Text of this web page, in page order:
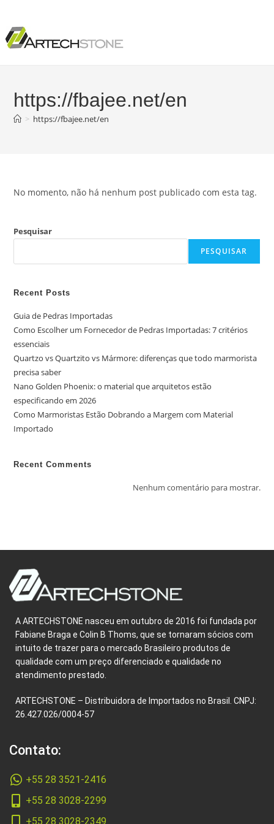
https://fbajee.net/en
> https://fbajee.net/en
No momento, não há nenhum post publicado com esta tag.
Pesquisar
PESQUISAR
Recent Posts
Guia de Pedras Importadas
Como Escolher um Fornecedor de Pedras Importadas: 7 critérios
essenciais
Quartzo vs Quartzito vs Mármore: diferenças que todo marmorista
precisa saber
Nano Golden Phoenix: o material que arquitetos estão
especificando em 2026
Como Marmoristas Estão Dobrando a Margem com Material
Importado
Recent Comments
Nenhum comentário para mostrar.
A ARTECHSTONE nasceu em outubro de 2016 foi fundada por
Fabiane Braga e Colin B Thoms, que se tornaram sócios com
intuito de trazer para o mercado Brasileiro produtos de
qualidade com um preço diferenciado e qualidade no
atendimento prestado.
ARTECHSTONE – Distribuidora de Importados no Brasil. CNPJ:
26.427.026/0004-57
Contato:
+55 28 3521-2416
+55 28 3028-2299
+55 28 3028-2349